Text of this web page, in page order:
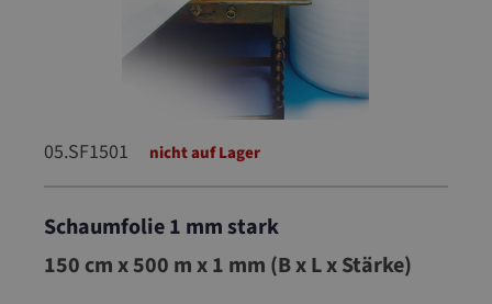
05.SF1501 nicht auf Lager
Schaumfolie 1 mm stark
05.SF1501
150 cm x 500 m x 1 mm (B x L x Stärke)